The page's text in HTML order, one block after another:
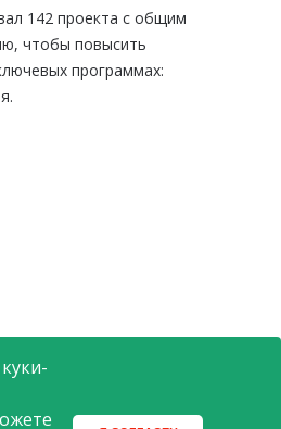
142 проекта с общим
чтобы повысить
программах: